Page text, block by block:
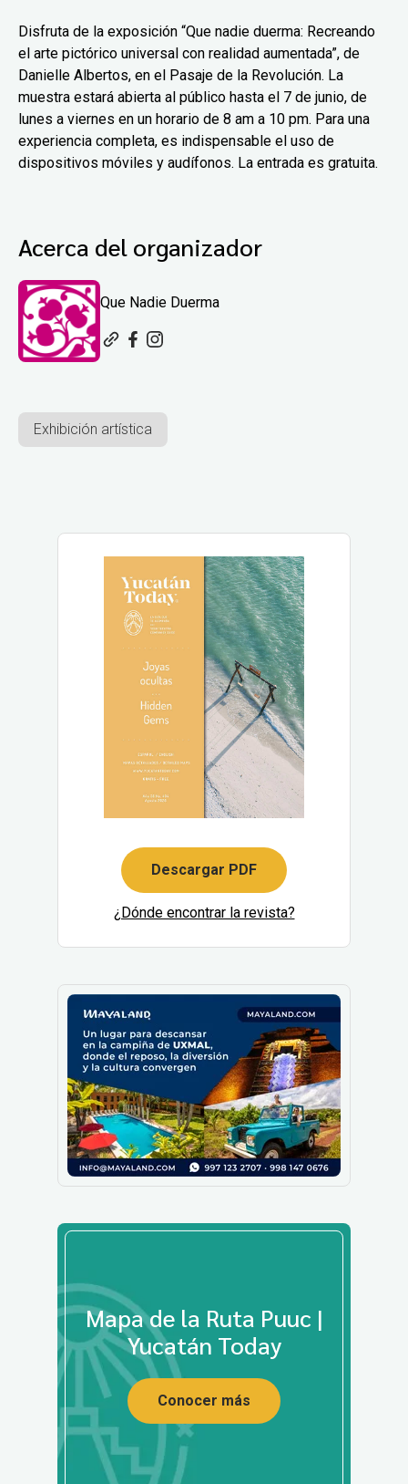
Disfruta de la exposición “Que nadie duerma: Recreando
el arte pictórico universal con realidad aumentada”, de
Danielle Albertos, en el Pasaje de la Revolución. La
muestra estará abierta al público hasta el 7 de junio, de
lunes a viernes en un horario de 8 am a 10 pm. Para una
experiencia completa, es indispensable el uso de
dispositivos móviles y audífonos. La entrada es gratuita.
Acerca del organizador
Que Nadie Duerma
Exhibición artística
Descargar PDF
¿Dónde encontrar la revista?
Mapa de la Ruta Puuc |
Yucatán Today
Conocer más